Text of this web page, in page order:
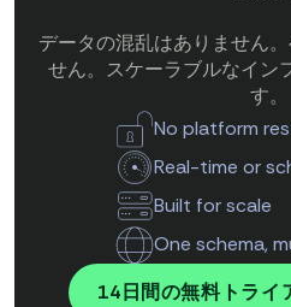
データの混乱はありません
せん。スケーラブルなイン
す。
No platform
Real-time or
Built for scale
One schema,
14日間の無料トライ